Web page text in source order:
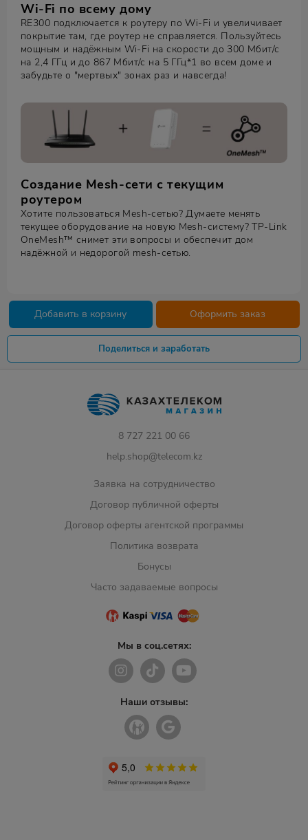
Wi-Fi по всему дому
RE300 подключается к роутеру по Wi-Fi и увеличивает
покрытие там, где роутер не справляется. Пользуйтесь
мощным и надёжным Wi-Fi на скорости до 300 Мбит/с
на 2,4 ГГц и до 867 Мбит/с на 5 ГГц*1 во всем доме и
забудьте о "мертвых" зонах раз и навсегда!
Создание Mesh-сети с текущим
роутером
Хотите пользоваться Mesh-сетью? Думаете менять
текущее оборудование на новую Mesh-систему? TP-Link
OneMesh™ снимет эти вопросы и обеспечит дом
надёжной и недорогой mesh-сетью.
Добавить в корзину Оформить заказ
Поделиться и заработать
8 727 221 00 66
help.shop@telecom.kz
Заявка на сотрудничество
Договор публичной оферты
Договор оферты агентской программы
Политика возврата
Бонусы
Часто задаваемые вопросы
Мы в соц.сетях:
Наши отзывы: